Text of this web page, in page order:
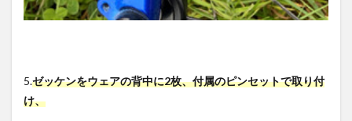
5.ゼッケンをウェアの背中に2枚、付属のピンセットで取り付
け、